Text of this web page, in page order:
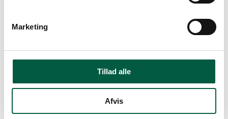
Marketing
Tillad alle
Afvis
Handelsbetingelser
Styret afUltimativ auktion Pro